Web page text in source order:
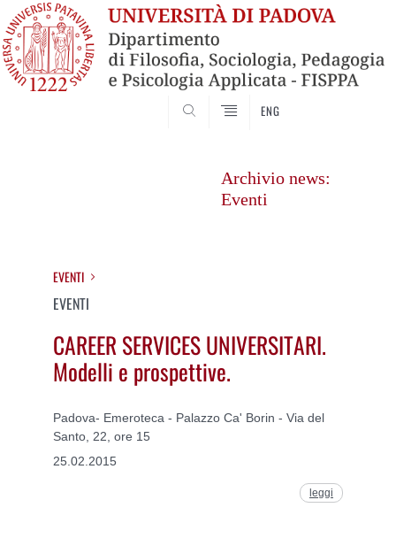
ENG
Archivio news:
Eventi
EVENTI
EVENTI
CAREER SERVICES UNIVERSITARI.
Modelli e prospettive.
Padova- Emeroteca - Palazzo Ca' Borin - Via del
Santo, 22, ore 15
25.02.2015
leggi